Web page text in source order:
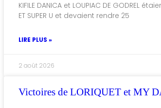
KIFILE DANICA et LOUPIAC DE GODREL
ET SUPER U et devaient rendre 25
LIRE PLUS »
2 août 2026
Victoires de LORIQUET et MY